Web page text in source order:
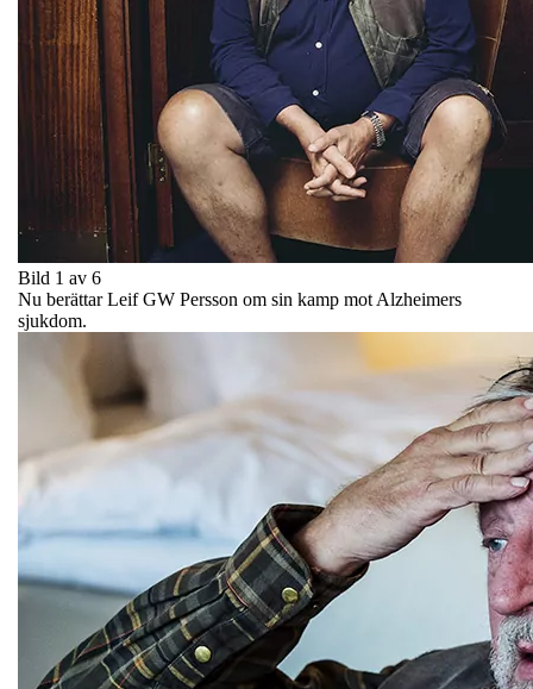
Bild 1 av 6
Nu berättar Leif GW Persson om sin kamp mot Alzheimers
sjukdom.